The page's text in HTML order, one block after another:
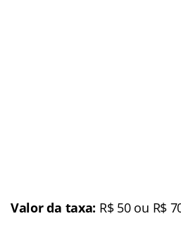
Valor da taxa: R$ 50 ou R$